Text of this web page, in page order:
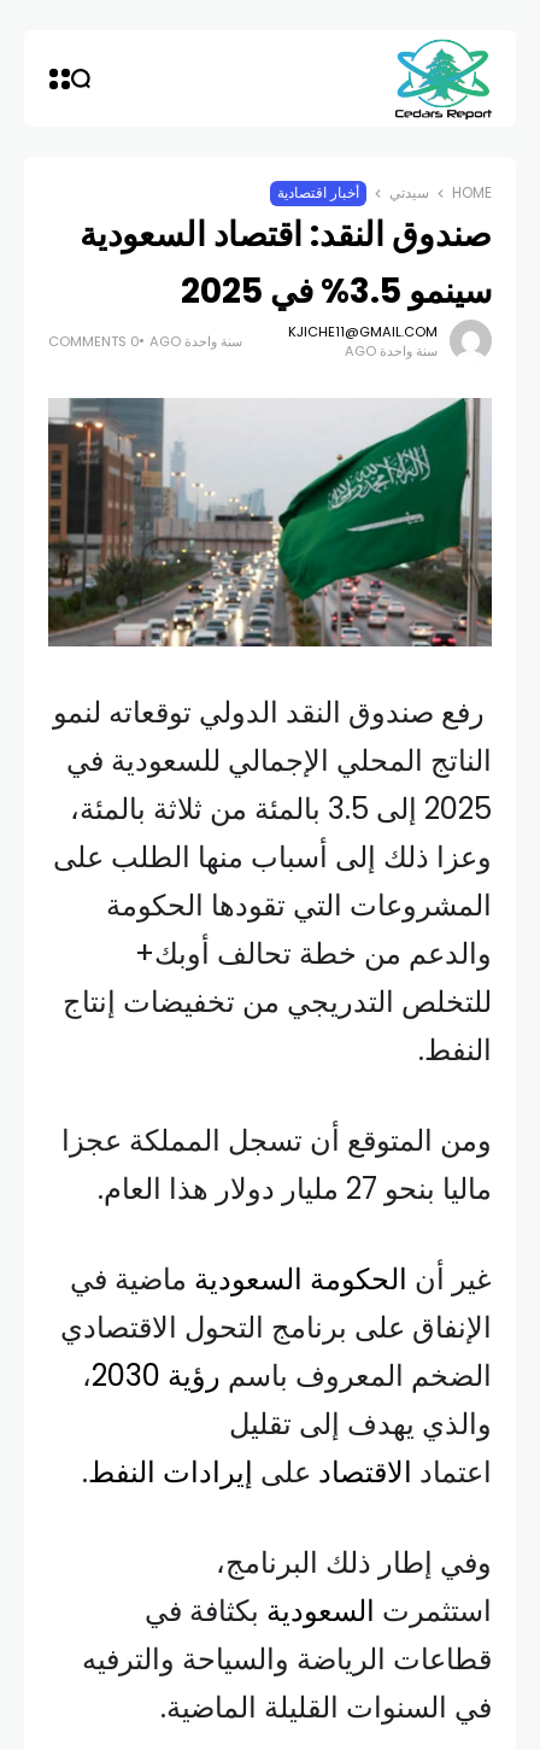
HOME سيدتي أخبار اقتصادية
صندوق النقد: اقتصاد السعودية
سينمو 3.5% في 2025
KJICHE11@GMAIL.COM
سنة واحدة AGO
سنة واحدة AGO 0 COMMENTS
رفع صندوق النقد الدولي توقعاته لنمو
الناتج المحلي الإجمالي للسعودية في
2025 إلى 3.5 بالمئة من ثلاثة بالمئة،
وعزا ذلك إلى أسباب منها الطلب على
المشروعات التي تقودها الحكومة
والدعم من خطة تحالف أوبك+
للتخلص التدريجي من تخفيضات إنتاج
النفط.
ومن المتوقع أن تسجل المملكة عجزا
ماليا بنحو 27 مليار دولار هذا العام.
غير أن الحكومة السعودية ماضية في
الإنفاق على برنامج التحول الاقتصادي
الضخم المعروف باسم رؤية 2030
،
والذي يهدف إلى تقليل
اعتماد الاقتصاد على إيرادات النفط.
وفي إطار ذلك البرنامج،
استثمرت السعودية بكثافة في
قطاعات الرياضة والسياحة والترفيه
في السنوات القليلة الماضية.